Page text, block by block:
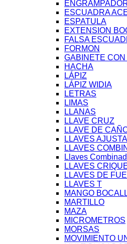
ESCUADRA
ESPATULA
EXTENSION
FALSA
FORMON
GABINETE
HACHA
LÁPIZ
LÁPIZ WIDIA
LETRAS
LIMAS
LLANAS
LLAVE CRUZ
LLAVE DE
LLAVES
LLAVES
Llaves
LLAVES
LLAVES DE
LLAVES T
MANGO
MARTILLO
MAZA
MICROMETROS
MORSAS
MOVIMIENTO